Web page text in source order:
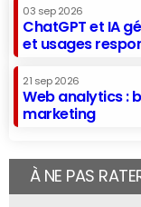
03 sep 2026
ChatGPT et IA
et usages
21 sep 2026
Web analytics :
marketing
À NE PAS